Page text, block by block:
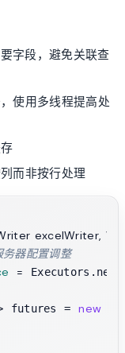
字段，避免关联查
使用多线程提高处
而非按行处理
excelWriter,
器配置调整
=
futures =
new